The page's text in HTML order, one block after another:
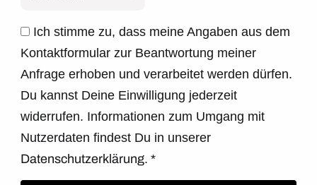
Ich stimme zu, dass meine Angaben aus dem
Kontaktformular zur Beantwortung meiner
Anfrage erhoben und verarbeitet werden dürfen.
Du kannst Deine Einwilligung jederzeit
widerrufen. Informationen zum Umgang mit
Nutzerdaten findest Du in unserer
Datenschutzerklärung.*